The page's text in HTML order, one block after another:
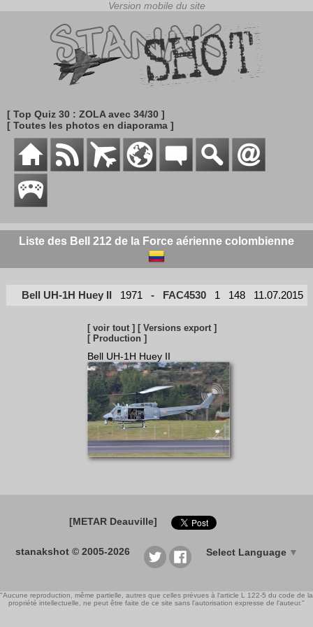
[ Top Quiz 30 : ZOLA avec 34/30 ]
[ Toutes les photos en diaporama ]
Liste des Bell 212 de la Force aérienne colombienne
Bell UH-1H Huey II 1971 - FAC4530 1 148 11.07.2015
[ voir tout ] [ Versions export ]
[ Production ]
Bell UH-1H Huey II
[METAR Deauville]
stanakshot © 2005-2026 Select Language ▼
"Aucune reproduction, même partielle, autres que celles prévues à l'article L 122-5 du code de la
propriété intellectuelle, ne peut être faite de ce site sans l'autorisation expresse de l'auteur."